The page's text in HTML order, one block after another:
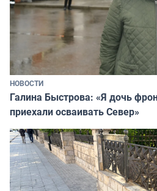
НОВОСТИ
Галина Быстрова: «Я дочь
приехали осваивать Север»